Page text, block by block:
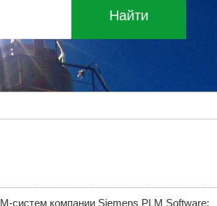
Найти
систем компании Siemens PLM Software: